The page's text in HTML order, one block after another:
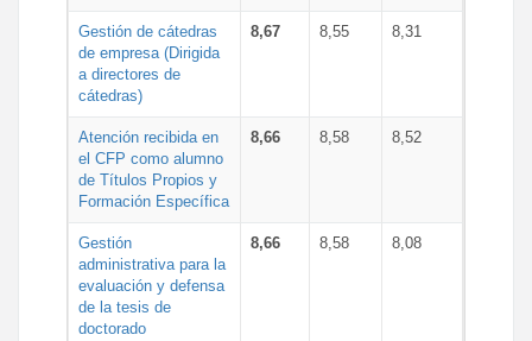
Gestión de cátedras
de empresa (Dirigida
a directores de
cátedras)
8,67 8,55 8,31
Atención recibida en
el CFP como alumno
de Títulos Propios y
Formación Específica
8,66 8,58 8,52
Gestión
administrativa para la
evaluación y defensa
de la tesis de
doctorado
8,66 8,58 8,08